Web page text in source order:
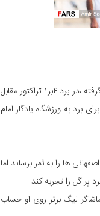
به گزارش فوتبال بوشهر داور با کلاس و کم اشتباه این فصل لیگ برتر که یکی از پرکارترین داوران لقب گرفته ،در برد ۴بر۱ تراکتور مقابل
۶۰ هزار هوادار متعصب آذری برای برد به ورزشگاه یادگار امام
ها را به ثمر برساند اما
لیگ برتر روی او حساب